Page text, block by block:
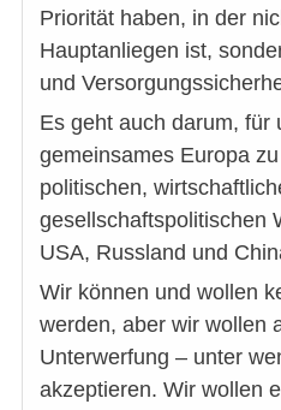
Priorität haben, in der
Hauptanliegen ist,
und
Es geht auch darum, für
gemeinsames Europa
politischen,
gesellschaftspolitischen
USA, Russland und
Wir können und wollen
werden, aber wir wollen
Unterwerfung – unter
akzeptieren. Wir wollen